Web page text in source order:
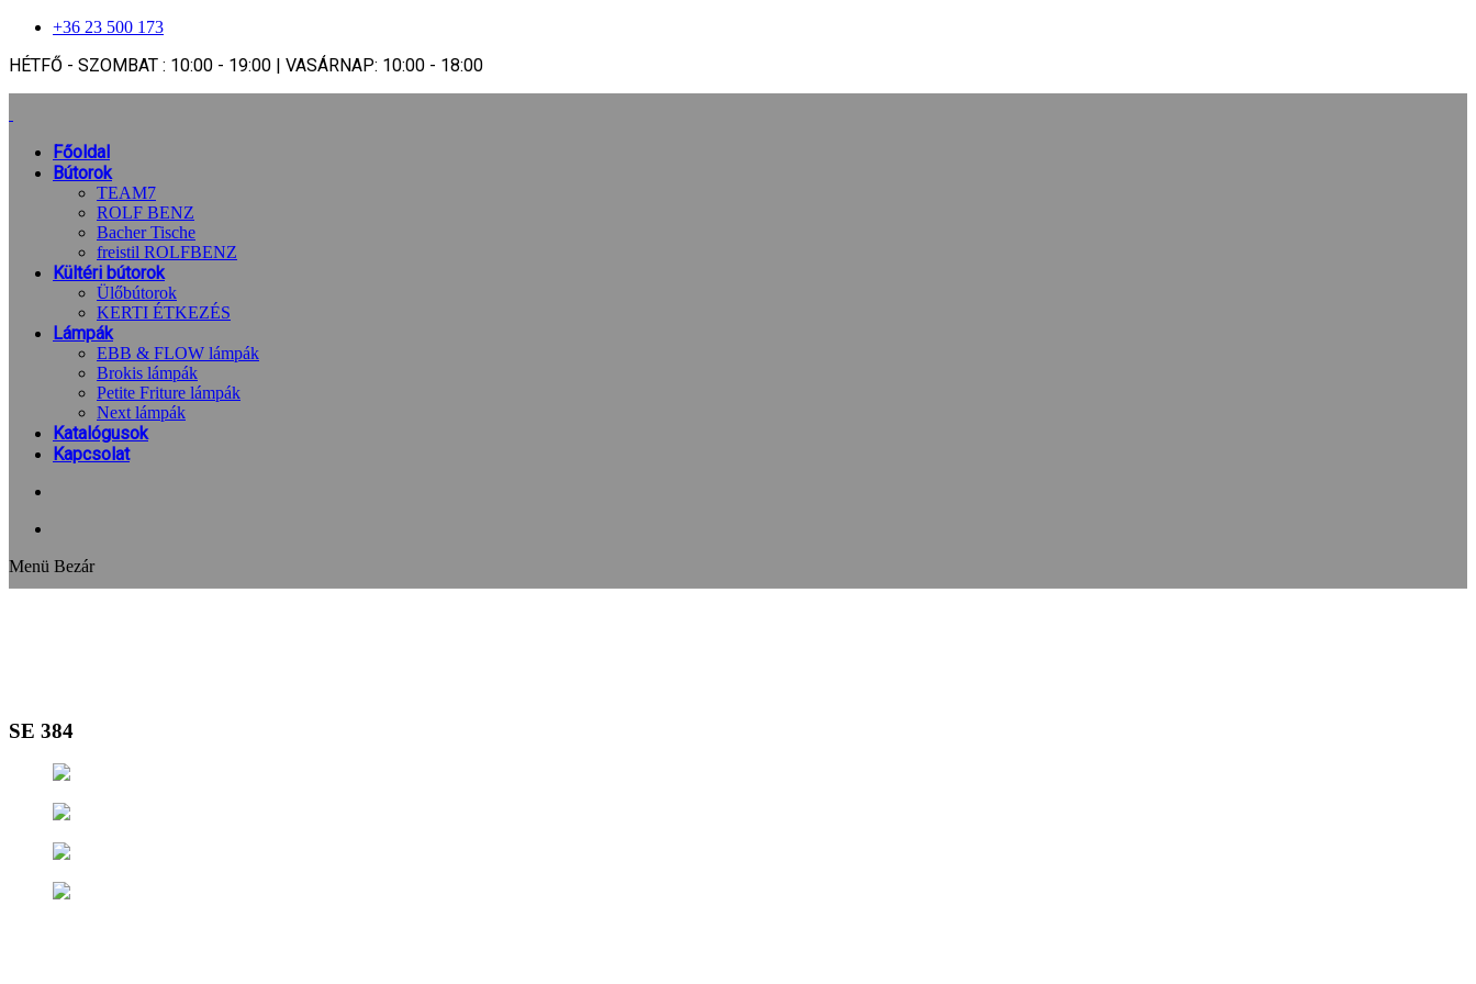
+36 23 500 173
HÉTFŐ - SZOMBAT : 10:00 - 19:00 | VASÁRNAP: 10:00 - 18:00
Főoldal
Bútorok
TEAM7
ROLF BENZ
Bacher Tische
freistil ROLFBENZ
Kültéri bútorok
Ülőbútorok
KERTI ÉTKEZÉS
Lámpák
EBB & FLOW lámpák
Brokis lámpák
Petite Friture lámpák
Next lámpák
Katalógusok
Kapcsolat
Menü Bezár
SE 384